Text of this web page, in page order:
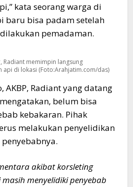
kata seorang warga di
baru bisa padam setelah
pemadaman.
Radiant memimpin langsung
api di lokasi (Foto:Arahjatim.com/das)
AKBP, Radiant yang datang
belum bisa
kebakaran. Pihak
melakukan penyelidikan
akibat korsleting
menyelidiki penyebab